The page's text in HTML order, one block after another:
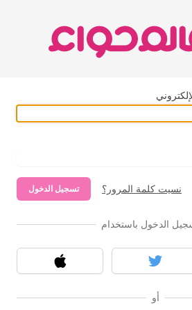
نسيت كلمة المرور؟ تسجيل الدخول
الدخول باستخدام
تويتر آبل
أو